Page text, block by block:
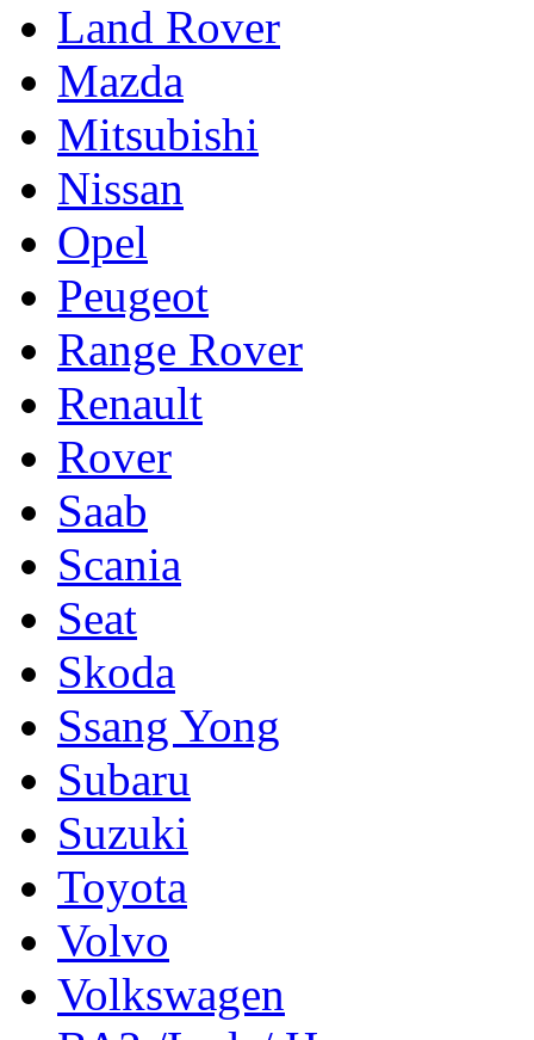
Land Rover
Mazda
Mitsubishi
Nissan
Opel
Peugeot
Range Rover
Renault
Rover
Saab
Scania
Seat
Skoda
Ssang Yong
Subaru
Suzuki
Toyota
Volvo
Volkswagen